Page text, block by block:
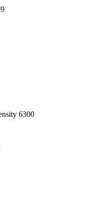
6300